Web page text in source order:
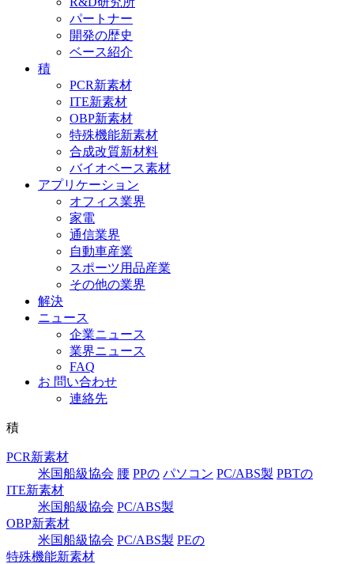
パートナー
開発の歴史
ベース紹介
積
PCR新素材
ITE新素材
OBP新素材
特殊機能新素材
合成改質新材料
バイオベース素材
アプリケーション
オフィス業界
家電
通信業界
自動車産業
スポーツ用品産業
その他の業界
解決
ニュース
企業ニュース
業界ニュース
FAQ
お 問い合わせ
連絡先
積
PCR新素材
米国船級協会 腰 PPの パソコン PC/ABS製 PBTの
ITE新素材
米国船級協会 PC/ABS製
OBP新素材
米国船級協会 PC/ABS製 PEの
特殊機能新素材